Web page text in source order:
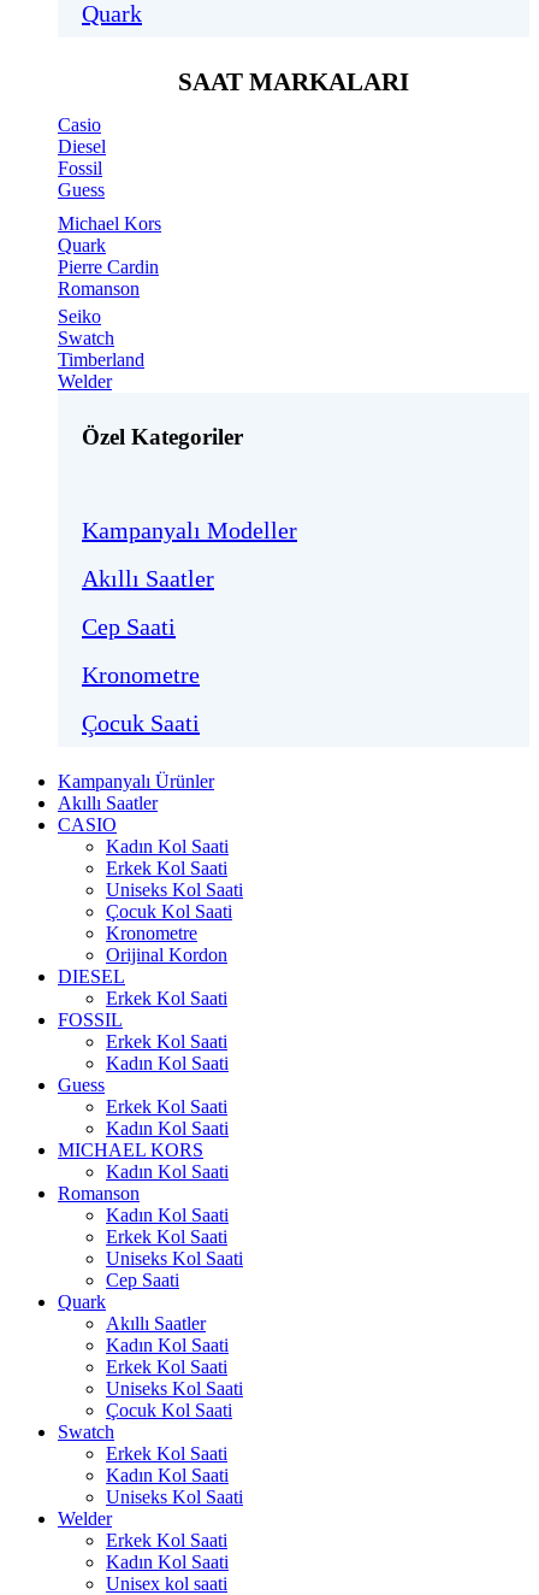
Quark
SAAT MARKALARI
Casio
Diesel
Fossil
Guess
Michael Kors
Quark
Pierre Cardin
Romanson
Seiko
Swatch
Timberland
Welder
Özel Kategoriler
Kampanyalı Modeller
Akıllı Saatler
Cep Saati
Kronometre
Çocuk Saati
Kampanyalı Ürünler
Akıllı Saatler
CASIO
Kadın Kol Saati
Erkek Kol Saati
Uniseks Kol Saati
Çocuk Kol Saati
Kronometre
Orijinal Kordon
DIESEL
Erkek Kol Saati
FOSSIL
Erkek Kol Saati
Kadın Kol Saati
Guess
Erkek Kol Saati
Kadın Kol Saati
MICHAEL KORS
Kadın Kol Saati
Romanson
Kadın Kol Saati
Erkek Kol Saati
Uniseks Kol Saati
Cep Saati
Quark
Akıllı Saatler
Kadın Kol Saati
Erkek Kol Saati
Uniseks Kol Saati
Çocuk Kol Saati
Swatch
Erkek Kol Saati
Kadın Kol Saati
Uniseks Kol Saati
Welder
Erkek Kol Saati
Kadın Kol Saati
Unisex kol saati